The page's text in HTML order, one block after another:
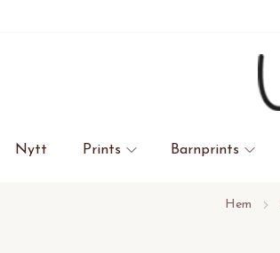
Nytt Prints Barnprints
Hem